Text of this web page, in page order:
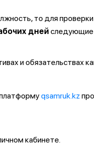
то для
дней следующие
и обязательствах
qsamruk.kz
кабинете.